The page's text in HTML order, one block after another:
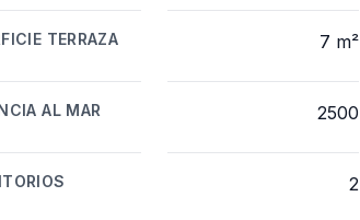
TERRAZA 7 m²
AL MAR 2500
2